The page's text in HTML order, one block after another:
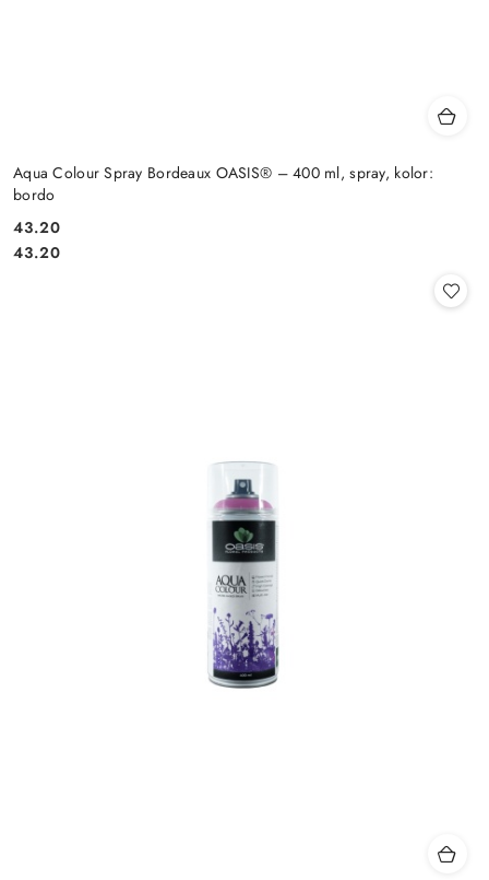
Aqua Colour Spray Bordeaux OASIS® – 400 ml, spray, kolor:
bordo
Cena:
43.20
Cena:
43.20